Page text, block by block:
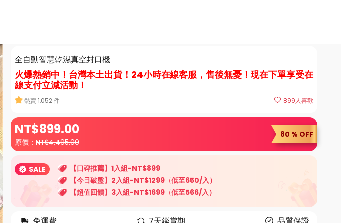
NT$899.00
原價： NT$4,495.00
80 % OFF
全自動智慧乾濕真空封口機
火爆熱銷中！台灣本土出貨！24小時在線客服，售後無憂！現在下單享受在
線支付立減活動！
熱賣1,052件 899人喜歡
SALE
【口碑推薦】1入組-NT$899
【今日破盤】2入組-NT$1299（低至650/入）
【超值回饋】3入組-NT$1699（低至566/入）